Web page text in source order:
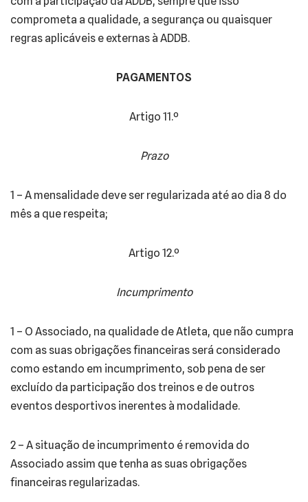
comprometa a qualidade, a segurança ou quaisquer
regras aplicáveis e externas à ADDB.
PAGAMENTOS
Artigo 11.º
Prazo
1 – A mensalidade deve ser regularizada até ao dia 8 do
mês a que respeita;
Artigo 12.º
Incumprimento
1 – O Associado, na qualidade de Atleta, que não cumpra
com as suas obrigações financeiras será considerado
como estando em incumprimento, sob pena de ser
excluído da participação dos treinos e de outros
eventos desportivos inerentes à modalidade.
2 – A situação de incumprimento é removida do
Associado assim que tenha as suas obrigações
financeiras regularizadas.